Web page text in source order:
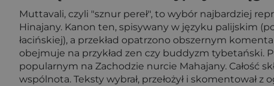
Muttavali, czyli "sznur pereł", to wybór najbardziej
Hinajany. Kanon ten, spisywany w języku palijskim
łacińskiej), a przekład opatrzono obszernym
obejmuje na przykład zen czy buddyzm tybetański.
popularnym na Zachodzie nurcie Mahajany. Całość
wspólnota. Teksty wybrał, przełożył i skomentował